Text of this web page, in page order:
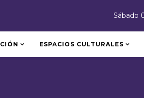
Sábado
ESPACIOS CULTURALES